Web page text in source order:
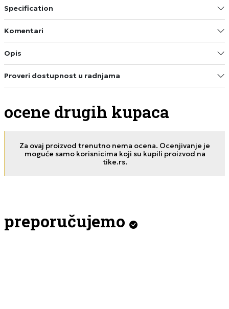
Specification
Komentari
Opis
Proveri dostupnost u radnjama
ocene drugih kupaca
Za ovaj proizvod trenutno nema ocena. Ocenjivanje je
moguće samo korisnicima koji su kupili proizvod na
tike.rs.
preporučujemo